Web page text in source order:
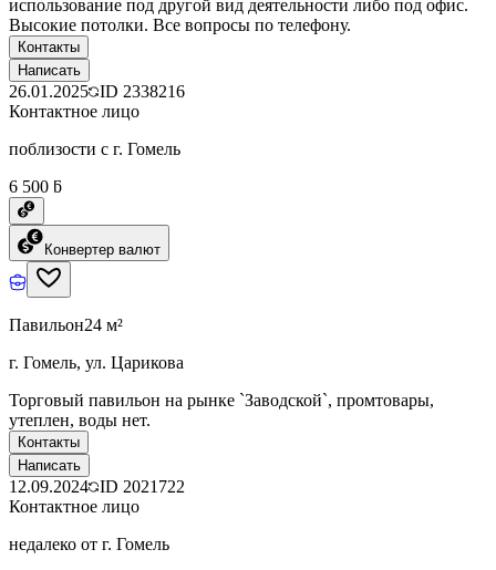
использование под другой вид деятельности либо под офис.
Высокие потолки. Все вопросы по телефону.
Контакты
Написать
26.01.2025 ID 2338216
Контактное лицо
поблизости с г. Гомель
6 500 ƃ
Конвертер валют
Павильон24 м²
г. Гомель, ул. Царикова
Торговый павильон на рынке `Заводской`, промтовары,
утеплен, воды нет.
Контакты
Написать
12.09.2024 ID 2021722
Контактное лицо
недалеко от г. Гомель